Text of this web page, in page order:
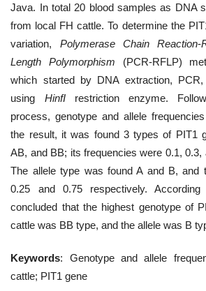
Java. In total 20 blood samples as DNA
from local FH cattle. To determine the
variation, Polymerase Chain Reaction-
Length Polymorphism (PCR-RFLP)
which started by DNA extraction,
using HinfIrestriction enzyme.
process, genotype and allele
the result, it was found 3 types of PIT1
AB, and BB; its frequencies were 0.1, 0.3,
The allele type was found A and B, and
0.25 and 0.75 respectively.
concluded that the highest genotype of
cattle was BB type, and the allele was B
Keywords: Genotype and allele
cattle; PIT1 gene